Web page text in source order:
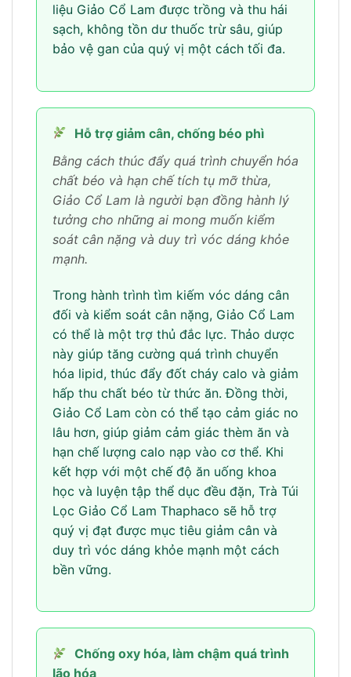
liệu Giảo Cổ Lam được trồng và thu hái
sạch, không tồn dư thuốc trừ sâu, giúp
bảo vệ gan của quý vị một cách tối đa.
Hỗ trợ giảm cân, chống béo phì
Bằng cách thúc đẩy quá trình chuyển hóa
chất béo và hạn chế tích tụ mỡ thừa,
Giảo Cổ Lam là người bạn đồng hành lý
tưởng cho những ai mong muốn kiểm
soát cân nặng và duy trì vóc dáng khỏe
mạnh.
Trong hành trình tìm kiếm vóc dáng cân
đối và kiểm soát cân nặng, Giảo Cổ Lam
có thể là một trợ thủ đắc lực. Thảo dược
này giúp tăng cường quá trình chuyển
hóa lipid, thúc đẩy đốt cháy calo và giảm
hấp thu chất béo từ thức ăn. Đồng thời,
Giảo Cổ Lam còn có thể tạo cảm giác no
lâu hơn, giúp giảm cảm giác thèm ăn và
hạn chế lượng calo nạp vào cơ thể. Khi
kết hợp với một chế độ ăn uống khoa
học và luyện tập thể dục đều đặn, Trà Túi
Lọc Giảo Cổ Lam Thaphaco sẽ hỗ trợ
quý vị đạt được mục tiêu giảm cân và
duy trì vóc dáng khỏe mạnh một cách
bền vững.
Chống oxy hóa, làm chậm quá trình
lão hóa